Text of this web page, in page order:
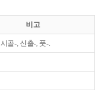
비고
골-, 신출-, 풋-.